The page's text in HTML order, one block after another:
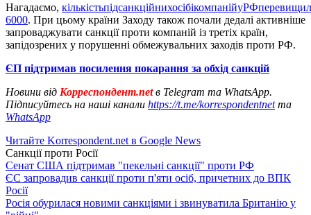
Нагадаємо,
6000. При цьому країни Заходу також почали дедалі активніше
запроваджувати санкції проти компаній із третіх країн,
запідозрених у порушенні обмежувальних заходів проти РФ.
ЄП підтримав посилення покарання за обхід санкцій
Новини від Корреспондент.netв Telegram та WhatsApp.
Підписуйтесь на наші канали https://t.me/korrespondentnetта
WhatsApp
Читайте Korrespondent.net в Google News
Санкції проти Росії
Сенат США підтримав "пекельні санкції" проти РФ
ЄС запровадив санкції проти п'яти осіб, причетних до ВПК
Росії
Росія обурилася новими санкціями і звинуватила Британію у